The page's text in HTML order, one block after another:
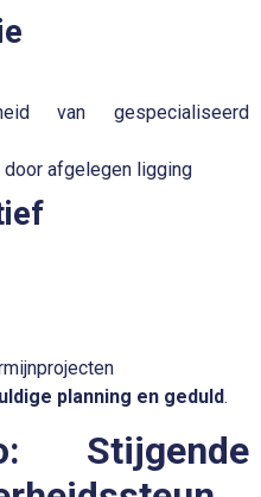
van gespecialiseerd
afgelegen ligging
planning en geduld.
Stijgende